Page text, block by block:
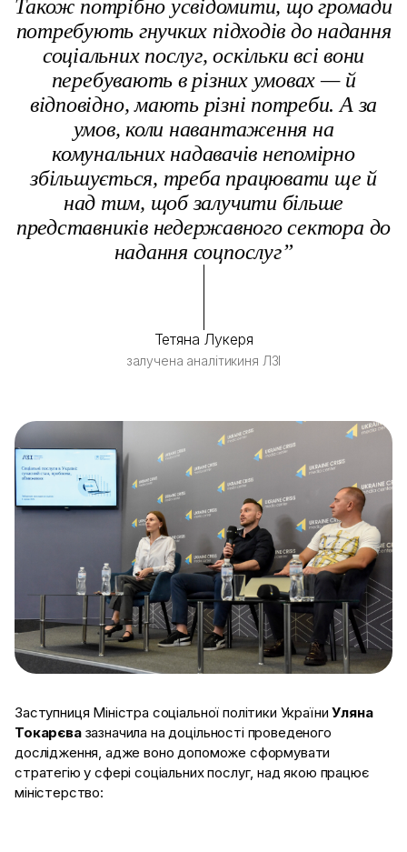
Також потрібно усвідомити, що громади
потребують гнучких підходів до надання
соціальних послуг, оскільки всі вони
перебувають в різних умовах — й
відповідно, мають різні потреби. А за
умов, коли навантаження на
комунальних надавачів непомірно
збільшується, треба працювати ще й
над тим, щоб залучити більше
представників недержавного сектора до
надання соцпослуг”
Тетяна Лукеря
залучена аналітикиня ЛЗІ
Заступниця Міністра соціальної політики УкраїниУляна
Токарєва зазначила на доцільності проведеного
дослідження, адже воно допоможе сформувати
стратегію у сфері соціальних послуг, над якою працює
міністерство: